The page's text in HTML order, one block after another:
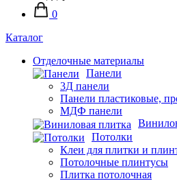
0
Каталог
Отделочные материалы
Панели
3Д панели
Панели пластиковые,
МДФ панели
Потолки
Клеи для плитки и
Потолочные плинтусы
Плитка потолочная